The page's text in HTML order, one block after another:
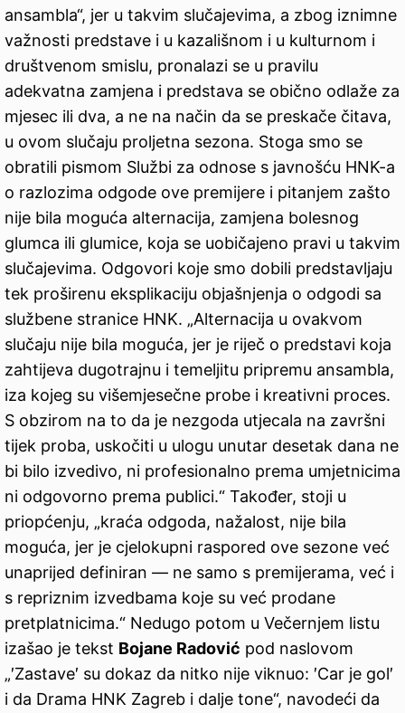
ansambla“, jer u takvim slučajevima, a zbog iznimne
važnosti predstave i u kazališnom i u kulturnom i
društvenom smislu, pronalazi se u pravilu
adekvatna zamjena i predstava se obično odlaže za
mjesec ili dva, a ne na način da se preskače čitava,
u ovom slučaju proljetna sezona. Stoga smo se
obratili pismom Službi za odnose s javnošću HNK-a
o razlozima odgode ove premijere i pitanjem zašto
nije bila moguća alternacija, zamjena bolesnog
glumca ili glumice, koja se uobičajeno pravi u takvim
slučajevima. Odgovori koje smo dobili predstavljaju
tek proširenu eksplikaciju objašnjenja o odgodi sa
službene stranice HNK. „Alternacija u ovakvom
slučaju nije bila moguća, jer je riječ o predstavi koja
zahtijeva dugotrajnu i temeljitu pripremu ansambla,
iza kojeg su višemjesečne probe i kreativni proces.
S obzirom na to da je nezgoda utjecala na završni
tijek proba, uskočiti u ulogu unutar desetak dana ne
bi bilo izvedivo, ni profesionalno prema umjetnicima
ni odgovorno prema publici.“ Također, stoji u
priopćenju, „kraća odgoda, nažalost, nije bila
moguća, jer je cjelokupni raspored ove sezone već
unaprijed definiran — ne samo s premijerama, već i
s repriznim izvedbama koje su već prodane
pretplatnicima.“ Nedugo potom u Večernjem listu
izašao je tekst Bojane Radović pod naslovom
„′Zastave′ su dokaz da nitko nije viknuo: ′Car je gol′
i da Drama HNK Zagreb i dalje tone“, navodeći da